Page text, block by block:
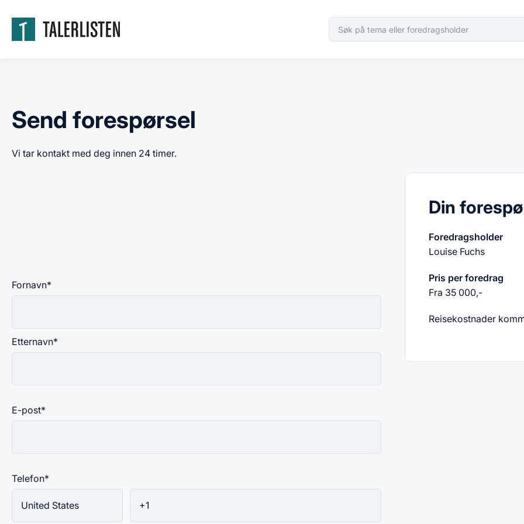
Send forespørsel
Vi tar kontakt med deg innen 24 timer.
Fornavn*
Etternavn*
E-post*
Telefon*
Din
Foredragsholder
Louise Fuchs
Pris per foredrag
Fra 35 000,-
Reisekostnader